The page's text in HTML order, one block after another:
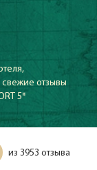
свежие отзывы
5*
из 3953 отзыва